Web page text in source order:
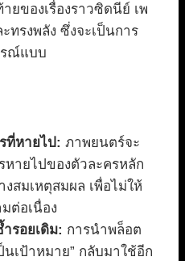
ยของเรื่องราวซิดนีย์ เพ
ทรงพลัง ซึ่งจะเป็นการ
ณ์แบบ
ที่หายไป: ภาพยนตร์จะ
หายไปของตัวละครหลัก
สมเหตุสมผล เพื่อไม่ให้
ต่อเนื่อง
รอยเดิม: การนำพล็อต
เป้าหมาย” กลับมาใช้อีก